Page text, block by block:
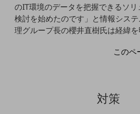
モバイル・音声
バックオフィス
のIT環境のデータを把握できるソリ
検討を始めたのです」と情報シス
理グループ長の櫻井直樹氏は経緯を
このペ
対策